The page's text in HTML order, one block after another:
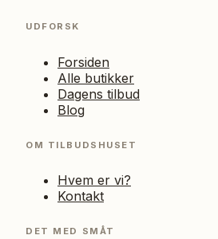
UDFORSK
Forsiden
Alle butikker
Dagens tilbud
Blog
OM TILBUDSHUSET
Hvem er vi?
Kontakt
DET MED SMÅT